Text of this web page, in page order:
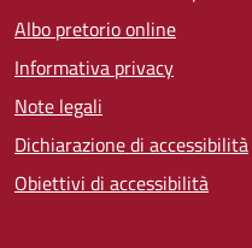
Albo pretorio online
Informativa privacy
Note legali
Dichiarazione di accessibilità
Obiettivi di accessibilità